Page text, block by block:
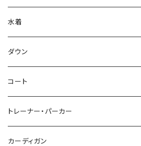
水着
～44/S
46/M
48/L
50/XL～
ダウン
～44/S
46/M
48/L
コート
～44/S
46/M
トレーナー・パーカー
～44/S
カーディガン